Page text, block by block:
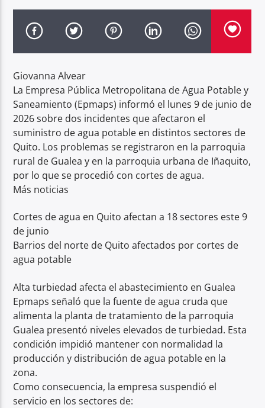
Radio hola
Giovanna Alvear
La Empresa Pública Metropolitana de Agua Potable y
Saneamiento (Epmaps) informó el lunes 9 de junio de
2026 sobre dos incidentes que afectaron el
suministro de agua potable en distintos sectores de
Quito. Los problemas se registraron en la parroquia
rural de Gualea y en la parroquia urbana de Iñaquito,
por lo que se procedió con cortes de agua.
Más noticias
Cortes de agua en Quito afectan a 18 sectores este 9
de junio
Barrios del norte de Quito afectados por cortes de
agua potable
Alta turbiedad afecta el abastecimiento en Gualea
Epmaps señaló que la fuente de agua cruda que
alimenta la planta de tratamiento de la parroquia
Gualea presentó niveles elevados de turbiedad. Esta
condición impidió mantener con normalidad la
producción y distribución de agua potable en la
zona.
Como consecuencia, la empresa suspendió el
servicio en los sectores de: